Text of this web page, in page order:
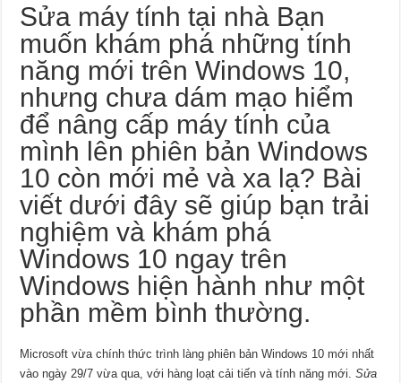
Sửa máy tính tại nhà Bạn
muốn khám phá những tính
năng mới trên Windows 10,
nhưng chưa dám mạo hiểm
để nâng cấp máy tính của
mình lên phiên bản Windows
10 còn mới mẻ và xa lạ? Bài
viết dưới đây sẽ giúp bạn trải
nghiệm và khám phá
Windows 10 ngay trên
Windows hiện hành như một
phần mềm bình thường.
Microsoft vừa chính thức trình làng phiên bản Windows 10 mới nhất
vào ngày 29/7 vừa qua, với hàng loạt cải tiến và tính năng mới.Sửa